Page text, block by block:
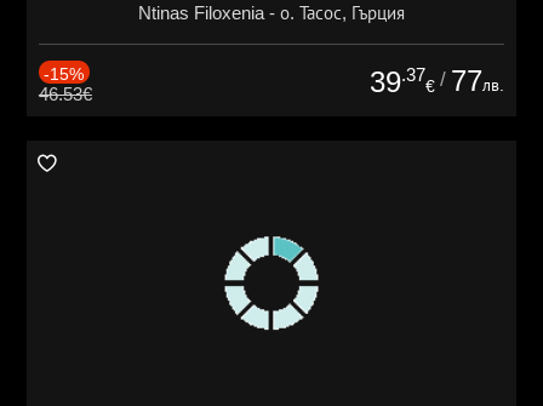
Ntinas Filoxenia - о. Тасос, Гърция
-15%
46.53€ 39.37
€ / 77лв.